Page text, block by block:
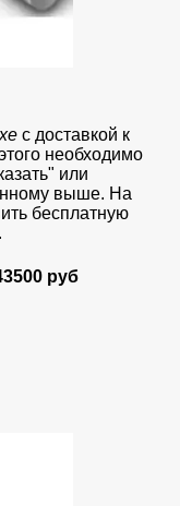
с доставкой к
необходимо
или
выше. На
бесплатную
00 руб